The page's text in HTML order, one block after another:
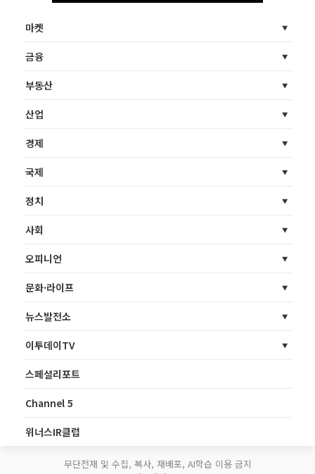
마켓
금융
부동산
산업
경제
국제
정치
사회
오피니언
문화·라이프
뉴스발전소
이투데이TV
스페셜리포트
Channel 5
위너스IR클럽
무단전재 및 수집, 복사, 재배포, AI학습 이용 금지